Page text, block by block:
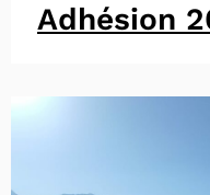
Adhésion